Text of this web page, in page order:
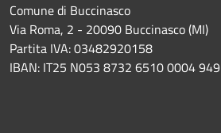
Comune di Buccinasco
Via Roma, 2 - 20090 Buccinasco (MI)
Partita IVA: 03482920158
IBAN: IT25 N053 8732 6510 0004